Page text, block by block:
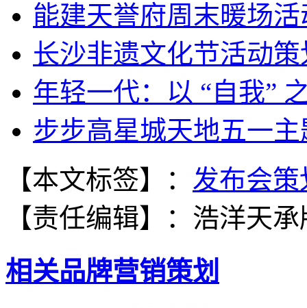
能建天誉府周末暖场
长沙非遗文化节活动
年轻一代：以 “自我”
步步高星城天地五一
【本文标签】： 发布会策
【责任编辑】： 浩洋天承
相关品牌营销策划